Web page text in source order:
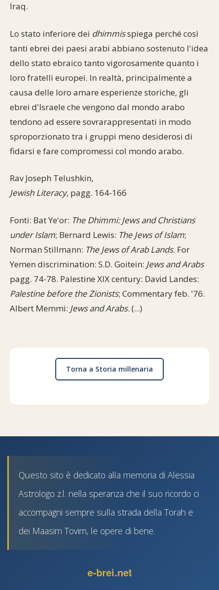
Iraq.
Lo stato inferiore dei dhimmisspiega perché così
tanti ebrei dei paesi arabi abbiano sostenuto l'idea
dello stato ebraico tanto vigorosamente quanto i
loro fratelli europei. In realtà, principalmente a
causa delle loro amare esperienze storiche, gli
ebrei d'Israele che vengono dal mondo arabo
tendono ad essere sovrarappresentati in modo
sproporzionato tra i gruppi meno desiderosi di
fidarsi e fare compromessi col mondo arabo.
Rav Joseph Telushkin,
Jewish Literacy, pagg. 164-166
Fonti: Bat Ye'or: The Dhimmi: Jews and Christians
under Islam; Bernard Lewis: The Jews of Islam;
Norman Stillmann: The Jews of Arab Lands. For
Yemen discrimination: S.D. Goitein: Jews and Arabs
pagg. 74-78. Palestine XIX century: David Landes:
Palestine before the Zionists; Commentary feb. '76.
Albert Memmi: Jews and Arabs. (...)
Torna a Storia millenaria
Questo sito è dedicato alla memoria di Alessia
Astrologo z.l. nella speranza che il suo ricordo ci
accompagni sempre sulla strada della Torah e
dei Maasim Tovim, le opere di bene.
e-brei.net